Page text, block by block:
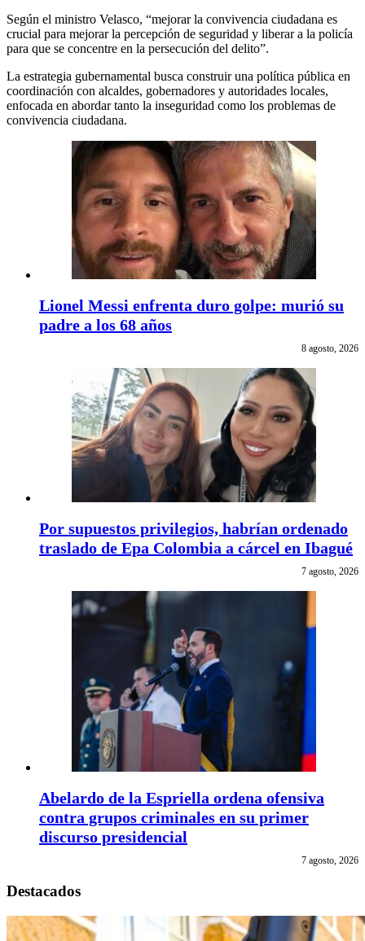
Según el ministro Velasco, “mejorar la convivencia ciudadana es
crucial para mejorar la percepción de seguridad y liberar a la policía
para que se concentre en la persecución del delito”.
La estrategia gubernamental busca construir una política pública en
coordinación con alcaldes, gobernadores y autoridades locales,
enfocada en abordar tanto la inseguridad como los problemas de
convivencia ciudadana.
Lionel Messi enfrenta duro golpe: murió su
padre a los 68 años
8 agosto, 2026
Por supuestos privilegios, habrían ordenado
traslado de Epa Colombia a cárcel en Ibagué
7 agosto, 2026
Abelardo de la Espriella ordena ofensiva
contra grupos criminales en su primer
discurso presidencial
7 agosto, 2026
Destacados